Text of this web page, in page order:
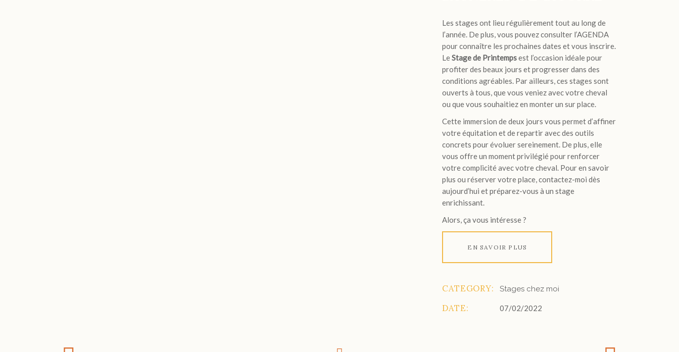
Les stages ont lieu régulièrement tout au long de
l’année. De plus, vous pouvez consulter l’AGENDA
pour connaître les prochaines dates et vous inscrire.
LeStage de Printempsest l’occasion idéale pour
profiter des beaux jours et progresser dans des
conditions agréables. Par ailleurs, ces stages sont
ouverts à tous, que vous veniez avec votre cheval
ou que vous souhaitiez en monter un sur place.
Cette immersion de deux jours vous permet d’affiner
votre équitation et de repartir avec des outils
concrets pour évoluer sereinement. De plus, elle
vous offre un moment privilégié pour renforcer
votre complicité avec votre cheval. Pour en savoir
plus ou réserver votre place, contactez-moi dès
aujourd’hui et préparez-vous à un stage
enrichissant.
Alors, ça vous intéresse ?
EN SAVOIR PLUS
CATEGORY: Stages chez moi
DATE: 07/02/2022